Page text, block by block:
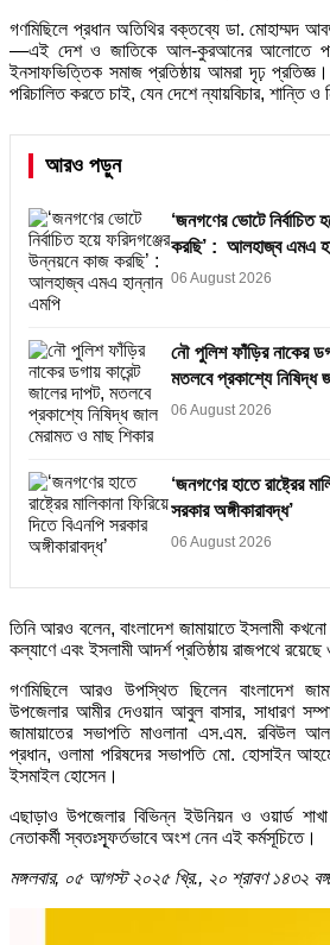
গণমিছিলে প্রধান অতিথির বক্তব্যে ডা. মোহাম্মদ
—এই দেশ ও জাতিকে আল-কুরআনের আলোতে
ইনসাফভিত্তিক সমাজ প্রতিষ্ঠায় আমরা দৃঢ়
পরিচালিত করতে চাই, যেন দেশে ন্যায়বিচার, শান্তি ও
আরও পড়ুন
‘জনগণের ভোটে নির্বাচিত
করছি’ : আলহাজ্ব এমএ
06 August 2026
নৌ পুলিশ ফাঁড়ির নাকের
মতলবে প্রকাশ্যে নিষিদ্ধ
06 August 2026
‘জনগণের হাতে রাষ্ট্রের
সরকার অঙ্গীকারাবদ্ধ’
06 August 2026
তিনি আরও বলেন, বাংলাদেশ জামায়াতে ইসলামী কখনো
কল্যাণে এবং ইসলামী আদর্শ প্রতিষ্ঠায় রাজপথে
গণমিছিলে আরও উপস্থিত ছিলেন বাংলাদেশ
উপজেলার আমীর দেওয়ান আবুল বাসার, সাধারণ
জামায়াতের সভাপতি মাওলানা এস.এম. রবিউল
প্রধান, ওলামা পরিষদের সভাপতি মো. হোসাইন
ইসমাইল হোসেন।
এছাড়াও উপজেলার বিভিন্ন ইউনিয়ন ও ওয়ার্ড
নেতাকর্মী স্বতঃস্ফূর্তভাবে অংশ নেন এই কর্মসূচিতে।
মঙ্গলবার, ০৫ আগস্ট ২০২৫ খ্রি., ২০ শ্রাবণ ১৪৩২